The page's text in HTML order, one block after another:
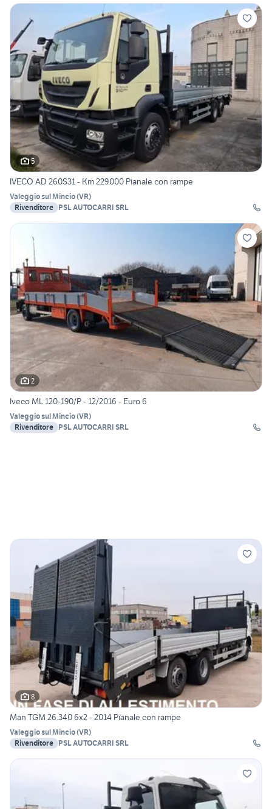
5
IVECO AD 260S31 - Km 229.000 Pianale con rampe
Valeggio sul Mincio(VR)
Rivenditore PSL AUTOCARRI SRL
2
Iveco ML 120-190/P - 12/2016 - Euro 6
Valeggio sul Mincio(VR)
Rivenditore PSL AUTOCARRI SRL
8
Man TGM 26.340 6x2 - 2014 Pianale con rampe
Valeggio sul Mincio(VR)
Rivenditore PSL AUTOCARRI SRL